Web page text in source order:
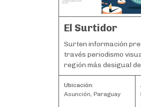
El Surtidor
Surten información
través periodismo
región más desigual
Ubicación:
Asunción, Paraguay